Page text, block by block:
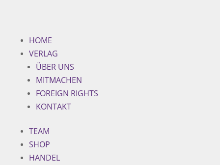
HOME
VERLAG
ÜBER UNS
MITMACHEN
FOREIGN RIGHTS
KONTAKT
TEAM
SHOP
HANDEL